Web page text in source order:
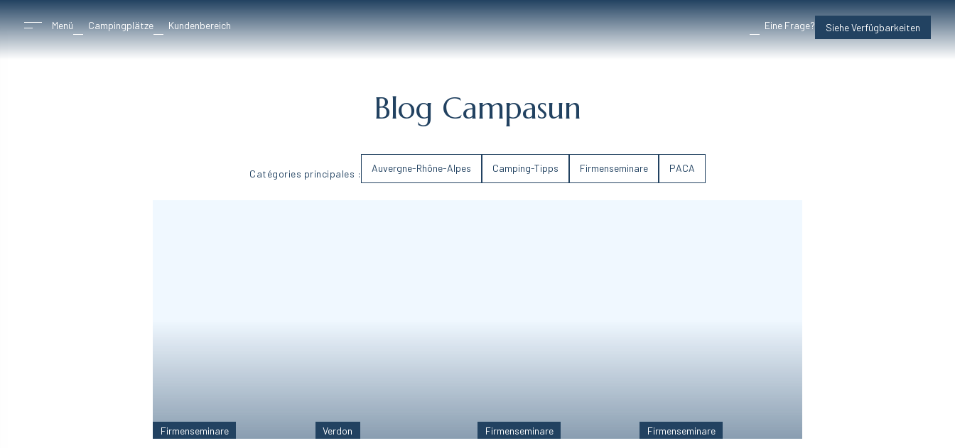
Menü Campingplätze Kundenbereich Eine Frage? Siehe Verfügbarkeiten
Blog Campasun
Catégories principales : Auvergne-Rhône-Alpes Camping-Tipps Firmenseminare PACA
Firmenseminare Verdon Firmenseminare Firmenseminare